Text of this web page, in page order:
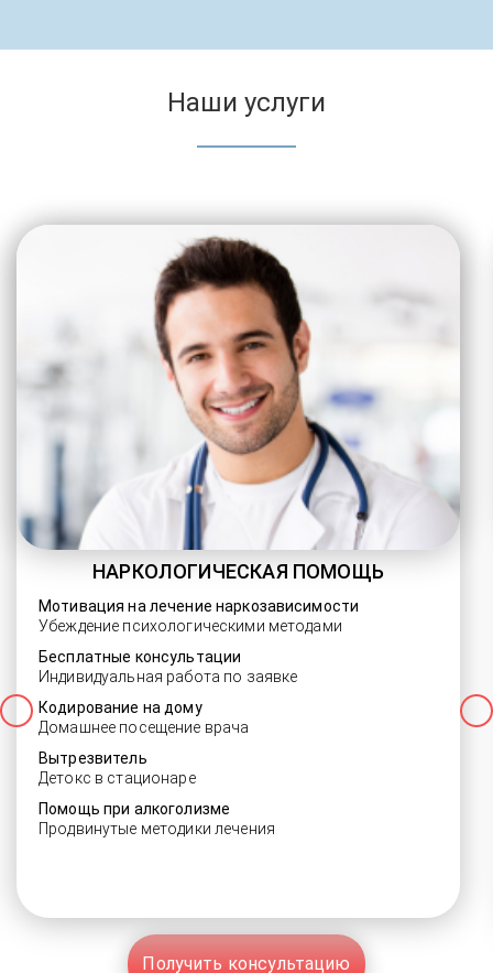
Наши услуги
НАРКОЛОГИЧЕСКАЯ ПОМОЩЬ
Мотивация на лечение наркозависимости
Убеждение психологическими методами
Бесплатные консультации
Индивидуальная работа по заявке
Кодирование на дому
Домашнее посещение врача
Вытрезвитель
Детокс в стационаре
Помощь при алкоголизме
Продвинутые методики лечения
Получить консультацию